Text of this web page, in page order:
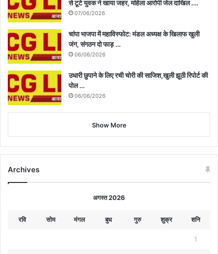
से टूटे युवक ने खाया जहर, महिला आरोपी जेल दाखिल ….
07/06/2026
चांपा भाजपा में महाविस्फोट: मंडल अध्यक्ष के खिलाफ खुली
जंग, संगठन दो फाड़ …
06/06/2026
उधारी छुपाने के लिए रची चोरी की साजिश,खुली झूठी रिपोर्ट की
पोल …
06/06/2026
Show More
Archives
अगस्त 2026
रवि सोम मंगल बुध गुरु शुक्र शनि
1